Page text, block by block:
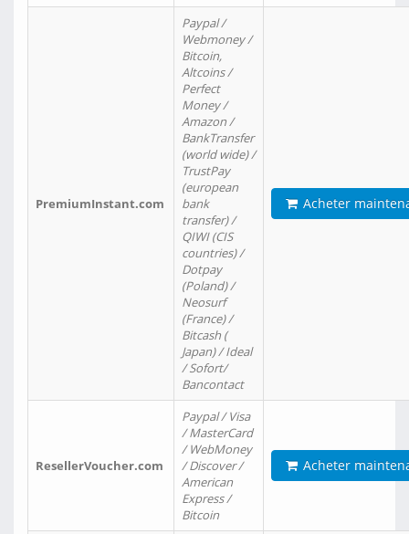
PremiumInstant.com
Paypal /
Webmoney /
Bitcoin,
Altcoins /
Perfect
Money /
Amazon /
BankTransfer
(world wide) /
TrustPay
(european
bank
transfer) /
QIWI (CIS
countries) /
Dotpay
(Poland) /
Neosurf
(France) /
Bitcash (
Japan) / Ideal
/ Sofort/
Bancontact
Acheter
ResellerVoucher.com
Paypal / Visa
/ MasterCard
/ WebMoney
/ Discover /
American
Express /
Bitcoin
Acheter